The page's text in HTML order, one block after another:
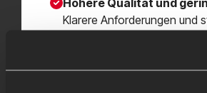
Höhere Qualität und
Klarere Anforderungen und
Skalierbare, einheitliche